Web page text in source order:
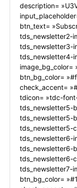
description=
btn_text=
tds_newsletter2-
tds_newsletter3-
tds_newsletter4-
btn_bg_color=
check_accent=
tdicon= »tdc-
tds_newsletter5-
tds_newsletter5-
tds_newsletter5-
tds_newsletter6-
tds_newsletter6-
tds_newsletter6-
tds_newsletter7-
btn_bg_color=